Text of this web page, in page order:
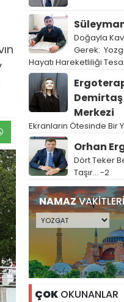
Doğayla
Gerek:
Hayatı Hareketliliği
Merkezi
Ekranların Ötesinde Bir
Orhan
Dört Teker
Taşır… -2
NAMAZVAKİTLERİ
ÇOKOKUNANLAR